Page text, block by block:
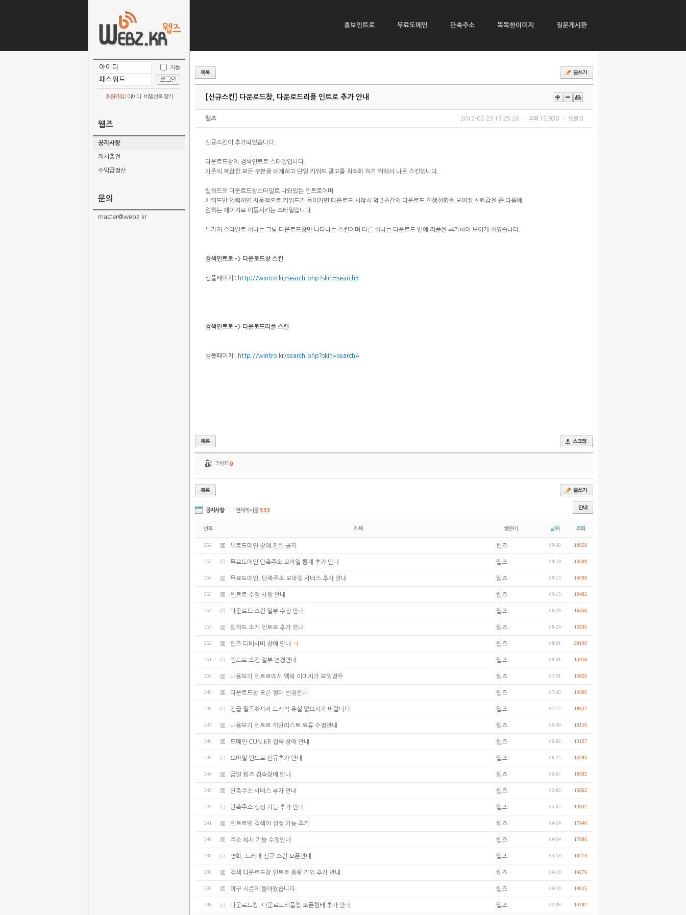
홍보인트로 무료도메인 단축주소 똑똑한이미지 질문게시판
자동
회원가입| 아이디 · 비밀번호 찾기
웹즈
공지사항
캐시충전
수익금정산
문의
master@webz.kr
[신규스킨] 다운로드창, 다운로드리플 인트로 추가 안내
웹즈 2012-02-23 13:25:26 조회 15,930 댓글 0
신규스킨이 추가되었습니다.
다운로드창의 검색인트로 스타일입니다.
기존의 복잡한 모든 부분을 배제하고 단일 키워드 광고를 최적화 하기 위해서 나온 스킨입니다.
웹하드의 다운로드창스타일로 나와있는 인트로이며
키워드만 입력하면 자동적으로 키워드가 들어가면 다운로드 시작시 약 3초간의 다운로드 진행현황을 보여줘 신뢰감을 준 다음에
원하는 페이지로 이동시키는 스타일입니다.
두가지 스타일로 하나는 그냥 다운로드창만 나타나는 스킨이며 다른 하나는 다운로드 밑에 리플을 추가하여 보이게 하였습니다.
검색인트로 -> 다운로드창 스킨
샘플페이지 : http://wintro.kr/search.php?skin=search3
검색인트로 -> 다운로드리플 스킨
샘플페이지 : http://wintro.kr/search.php?skin=search4
코멘트0
공지사항 전체게시물333
번호 제목 글쓴이 날짜 조회
258 무료도메인 장애 관련 공지 웹즈 09-30 18958
257 무료도메인 단축주소 모바일 통계 추가 안내 웹즈 09-18 14589
256 무료도메인, 단축주소 모바일 서비스 추가 안내 웹즈 09-15 14590
255 인트로 수정 사항 안내 웹즈 09-15 18482
254 다운로드 스킨 일부 수정 안내 웹즈 08-29 16556
253 웹하드 소개 인트로 추가 안내 웹즈 08-24 15936
252 웹즈 디비서버 장애 안내 +1 웹즈 08-21 20196
251 인트로 스킨 일부 변경안내 웹즈 08-01 13416
250 내용보기 인트로에서 엑박 이미지가 보일경우 웹즈 07-31 13820
249 다운로드창 오픈 형태 변경안내 웹즈 07-30 19306
248 긴급 필독하셔서 트래픽 유실 없으시기 바랍니다. 웹즈 07-12 18637
247 내용보기 인트로 하단리스트 오류 수정안내 웹즈 06-30 18156
246 도메인 CUN.KR 접속 장애 안내 웹즈 06-26 13127
245 모바일 인트로 신규추가 안내 웹즈 06-24 14295
244 금일 웹즈 접속장애 안내 웹즈 06-07 18305
243 단축주소 서비스 추가 안내 웹즈 05-09 15062
242 단축주소 생성 기능 추가 안내 웹즈 05-02 13947
241 인트로별 검색어 설정 기능 추가 웹즈 04-24 17446
240 주소 복사 기능 수정안내 웹즈 04-24 17686
239 영화, 드라마 신규 스킨 오픈안내 웹즈 04-18 18773
238 검색 다운로드창 인트로 용량 기입 추가 안내 웹즈 04-10 14276
237 야구 시즌이 돌아왔습니다. 웹즈 04-10 14615
236 다운로드창, 다운로드리플창 오픈형태 추가 안내 웹즈 03-09 14787